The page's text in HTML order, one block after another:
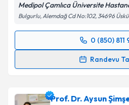
Medipol Çamlıca Üniversite
Bulgurlu, Alemdağ Cd No:102, 34696
0 (850) 811
Randevu
Randevu Takvimi Talebi
takvim hazırlandığında e-
Prof. Dr. Aysun